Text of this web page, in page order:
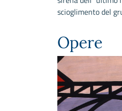
scioglimento del
Opere